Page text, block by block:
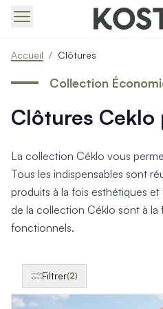
Produits > Portails > Portails
Produits > Portails >
Produits > Portails >
Produits > Portails > Portails
Produits > Portails > Portails
Produits > Portails > Les
Produits > Portillons >
Produits > Portillons >
Produits > Portillons >
Produits > Portillons >
Produits > Portillons >
Produits > Clôtures >
Accueil / Clôtures
Clôtures Ceklo
Collection
La collection Céklo vous
Tous les indispensables sont
produits à la fois esthétiques
de la collection Céklo sont à la
fonctionnels.
Filtrer(2)